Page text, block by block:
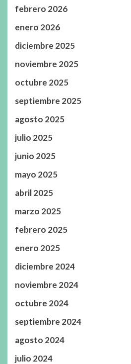
febrero 2026
enero 2026
diciembre 2025
noviembre 2025
octubre 2025
septiembre 2025
agosto 2025
julio 2025
junio 2025
mayo 2025
abril 2025
marzo 2025
febrero 2025
enero 2025
diciembre 2024
noviembre 2024
octubre 2024
septiembre 2024
agosto 2024
julio 2024